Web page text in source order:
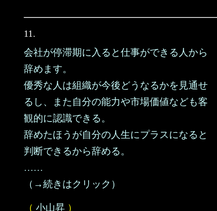
11.
会社が停滞期に入ると仕事ができる人から
辞めます。
優秀な人は組織が今後どうなるかを見通せ
るし、また自分の能力や市場価値なども客
観的に認識できる。
辞めたほうが自分の人生にプラスになると
判断できるから辞める。
……
（→続きはクリック）
（ 小山昇 ）